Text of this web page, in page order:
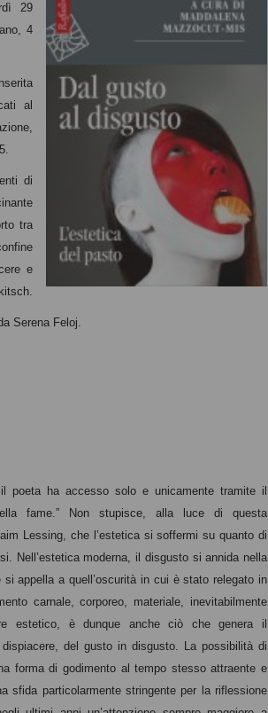
29
4
al
di
tra
e
Serena Feloj.
poeta ha accesso solo e unicamente tramite il
fame.” Non stupisce, alla luce di questa
Lessing, che l’estetica si soffermi su quanto di
Nell’estetica moderna, il disgusto si annida nella
appella a quell’oscurità in cui è stato relegato in
carnale, corporeo, materiale, inevitabilmente
estetico, è dunque anche ciò che genera il
del gusto in disgusto. La possibilità di
forma di godimento al tempo stesso attraente e
sfida particolarmente stringente per la riflessione